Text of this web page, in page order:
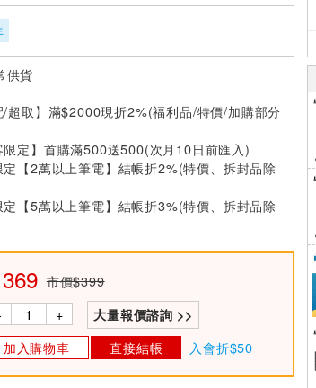
供貨
/超取】滿$2000現折2%(福利品/特價/加購部分
限定】首購滿500送500(次月10日前匯入)
定【2萬以上筆電】結帳折2%(特價、拆封品除
定【5萬以上筆電】結帳折3%(特價、拆封品除
369 市價$399
+ 大量報價諮詢 >>
加入購物車 直接結帳 入會折$50